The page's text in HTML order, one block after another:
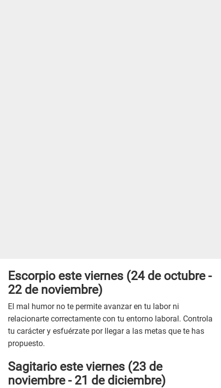
Escorpio esteviernes (24 de octubre -
22 de noviembre)
El mal humor no te permite avanzar en tu labor ni
relacionarte correctamente con tu entorno laboral. Controla
tu carácter y esfuérzate por llegar a las metas que te has
propuesto.
Sagitario esteviernes (23 de
noviembre - 21 de diciembre)